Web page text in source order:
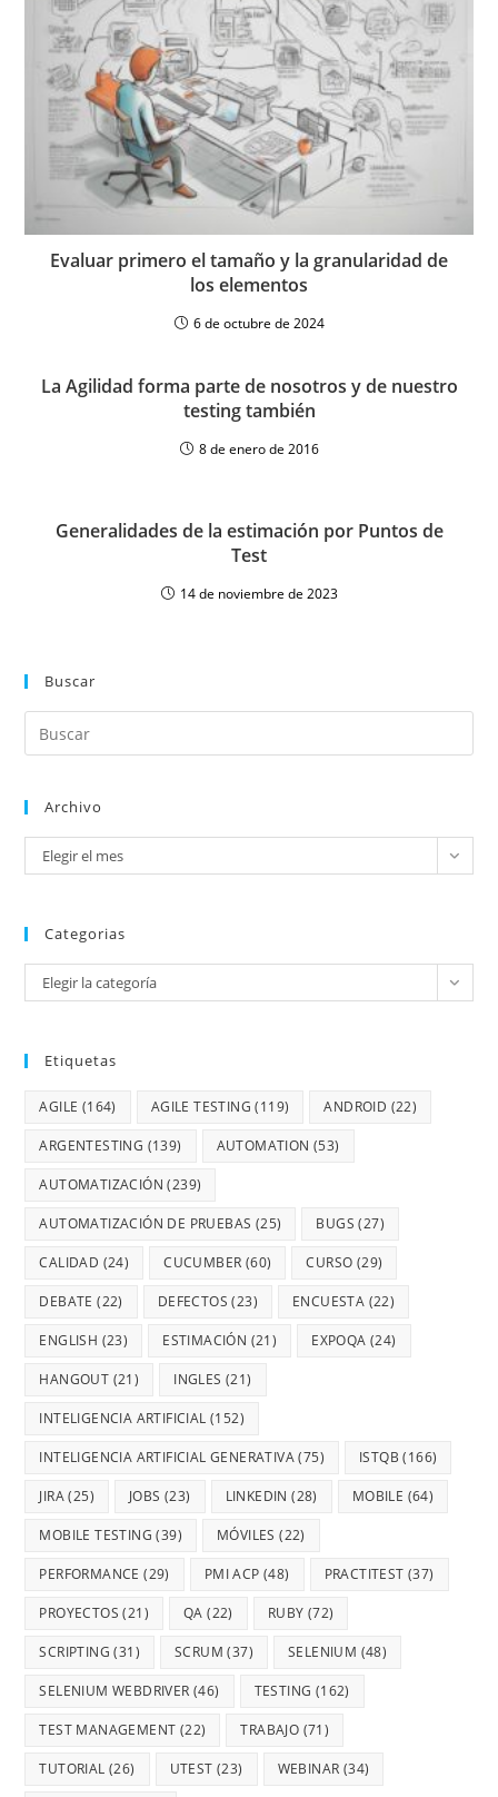
Evaluar primero el tamaño y la granularidad de
los elementos
6 de octubre de 2024
La Agilidad forma parte de nosotros y de nuestro
testing también
8 de enero de 2016
Generalidades de la estimación por Puntos de
Test
14 de noviembre de 2023
Buscar
Archivo
Elegir el mes
Categorias
Elegir la categoría
Etiquetas
AGILE (164) AGILE TESTING (119) ANDROID (22)
ARGENTESTING (139) AUTOMATION (53)
AUTOMATIZACIÓN (239)
AUTOMATIZACIÓN DE PRUEBAS (25) BUGS (27)
CALIDAD (24) CUCUMBER (60) CURSO (29)
DEBATE (22) DEFECTOS (23) ENCUESTA (22)
ENGLISH (23) ESTIMACIÓN (21) EXPOQA (24)
HANGOUT (21) INGLES (21)
INTELIGENCIA ARTIFICIAL (152)
INTELIGENCIA ARTIFICIAL GENERATIVA(75) ISTQB (166)
JIRA(25) JOBS (23) LINKEDIN (28) MOBILE (64)
MOBILE TESTING (39) MÓVILES (22)
PERFORMANCE (29) PMI ACP (48) PRACTITEST (37)
PROYECTOS (21) QA (22) RUBY (72)
SCRIPTING (31) SCRUM (37) SELENIUM (48)
SELENIUM WEBDRIVER (46) TESTING (162)
TEST MANAGEMENT (22) TRABAJO (71)
TUTORIAL (26) UTEST (23) WEBINAR (34)